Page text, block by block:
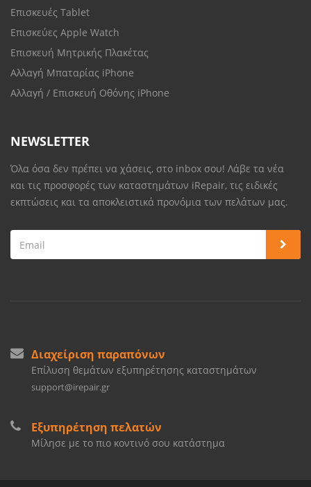
Επισκευές Tablet
Επισκεύες Apple Watch
Επισκευή Μητρικής Πλακέτας
Αλλαγή Μπαταρίας iPhone
Αλλαγή / Επισκευή Οθόνης iPhone
NEWSLETTER
Όλα όσα δεν πρέπει να χάσεις, στο inbox σου! Λάβε τα νέα
και τις προσφορές των καταστημάτων iRepair, τις ειδικές
εκπτώσεις και τα αποκλειστικά προνόμια των πελάτων μας.
Διαχείριση παραπόνων
Επίλυση θεμάτων εξυπηρέτησης καταστημάτων
support@irepair.gr
Εξυπηρέτηση πελατών
Μίλησε με το πιο κοντινό σου κατάστημα